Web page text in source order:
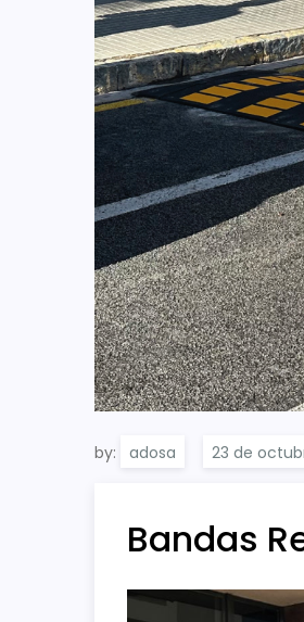
by: adosa
Bandas